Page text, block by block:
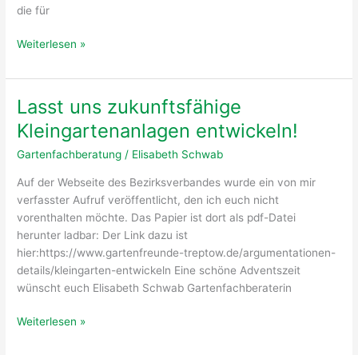
die für
Schulungstermine
und
im
Januar
25
Weiterlesen »
Lasst uns zukunftsfähige
Kleingartenanlagen entwickeln!
Gartenfachberatung / Elisabeth Schwab
Auf der Webseite des Bezirksverbandes wurde ein von mir
verfasster Aufruf veröffentlicht, den ich euch nicht
vorenthalten möchte. Das Papier ist dort als pdf-Datei
herunter ladbar: Der Link dazu ist
hier:https://www.gartenfreunde-treptow.de/argumentationen-
details/kleingarten-entwickeln Eine schöne Adventszeit
wünscht euch Elisabeth Schwab Gartenfachberaterin
Lasst
Weiterlesen »